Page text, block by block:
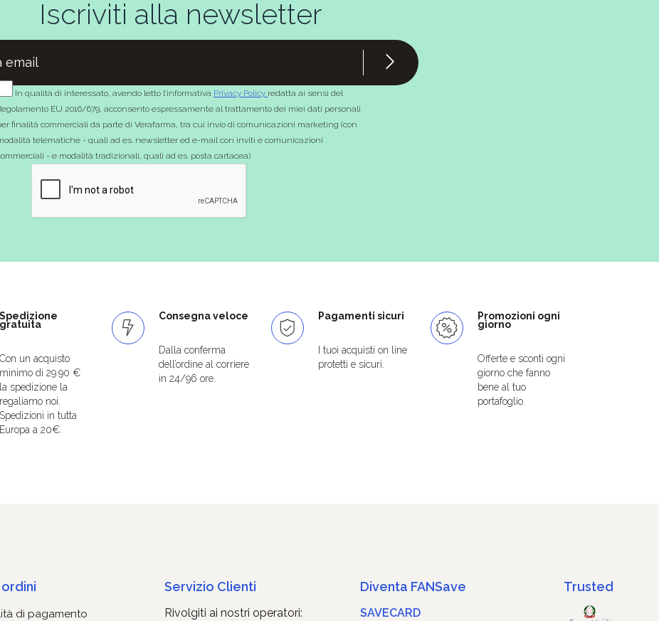
Iscriviti alla newsletter
In qualità di interessato, avendo letto l’informativa Privacy Policy redatta ai sensi del
EU 2016/679, acconsento espressamente al trattamento dei miei dati personali
finalità commerciali da parte di Verafarma, tra cui invio di comunicazioni marketing (con
telematiche - quali ad es. newsletter ed e-mail con inviti e comunicazioni
- e modalità tradizionali, quali ad es. posta cartacea)
Spedizione
gratuita
Con un acquisto
minimo di 29.90 €
la spedizione la
regaliamo noi.
Spedizioni in tutta
Europa a 20€.
Consegna veloce
Dalla conferma
dell’ordine al corriere
in 24/96 ore.
Pagamenti sicuri
I tuoi acquisti on line
protetti e sicuri.
Promozioni ogni
giorno
Offerte e sconti ogni
giorno che fanno
bene al tuo
portafoglio.
di pagamento
Servizio Clienti
Rivolgiti ai nostri operatori:
Diventa FANSave
SAVECARD
Trusted